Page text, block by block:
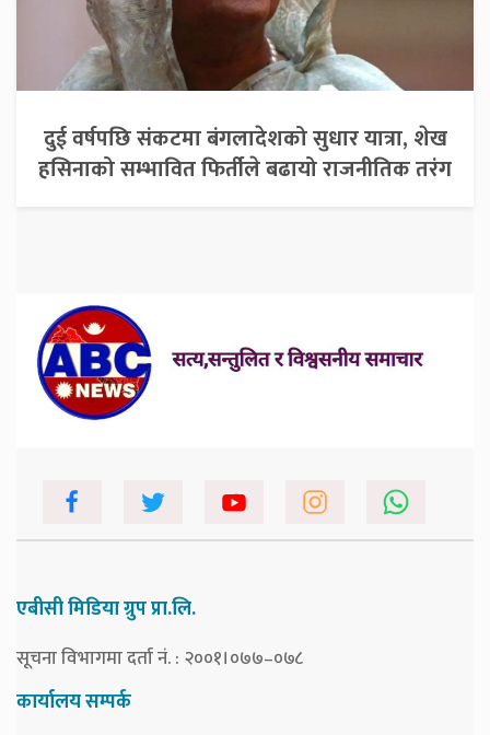
दुई वर्षपछि संकटमा बंगलादेशको सुधार यात्रा, शेख
हसिनाको सम्भावित फिर्तीले बढायो राजनीतिक तरंग
एबीसी मिडिया ग्रुप प्रा.लि.
सूचना विभागमा दर्ता नं. : २००१।०७७–०७८
कार्यालय सम्पर्क